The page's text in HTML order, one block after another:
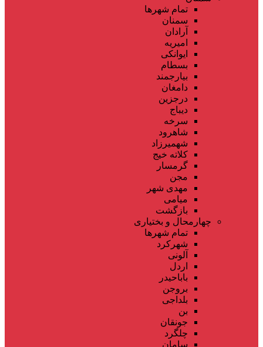
تمام شهر‌ها
سمنان
آرادان
امیریه
ایوانکی
بسطام
بیارجمند
دامغان
درجزین
دیباج
سرخه
شاهرود
شهمیرزاد
کلاته خیج
گرمسار
مجن
مهدی شهر
میامی
بازگشت
چهارمحال و بختیاری
تمام شهر‌ها
شهرکرد
آلونی
اردل
باباحیدر
بروجن
بلداجی
بن
جونقان
چلگرد
سامان